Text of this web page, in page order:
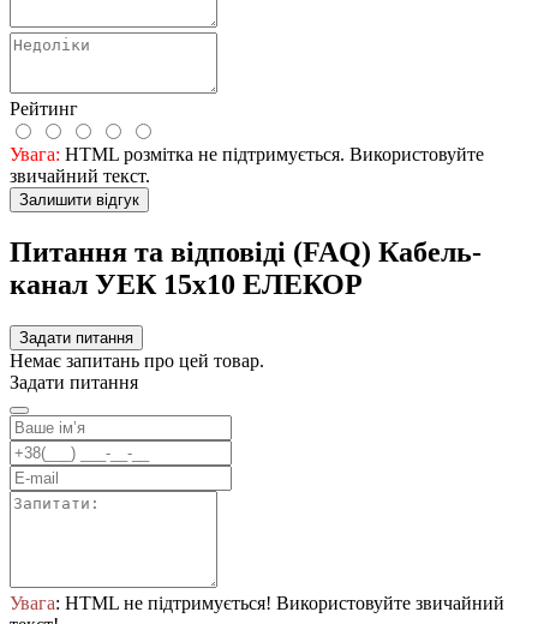
Рейтинг
Увага: HTML розмітка не підтримується. Використовуйте
звичайний текст.
Залишити відгук
Питання та відповіді (FAQ) Кабель-
канал УЕК 15х10 ЕЛЕКОР
Задати питання
Немає запитань про цей товар.
Задати питання
Увага: HTML не підтримується! Використовуйте звичайний